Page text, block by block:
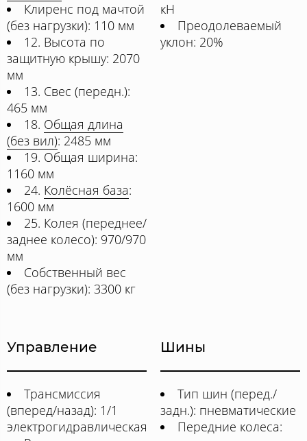
Клиренс под мачтой
(без нагрузки): 110 мм
12. Высота по
защитную крышу: 2070
мм
13. Свес (передн.):
465 мм
18. Общая длина
(без вил): 2485 мм
19. Общая ширина:
1160 мм
24. Колёсная база:
1600 мм
25. Колея (переднее/
заднее колесо): 970/970
мм
Собственный вес
(без нагрузки): 3300 кг
кН
Преодолеваемый
уклон: 20%
Управление
Трансмиссия
(вперед/назад): 1/1
электрогидравлическая
Шины
Тип шин (перед./
задн.): пневматические
Передние колеса: